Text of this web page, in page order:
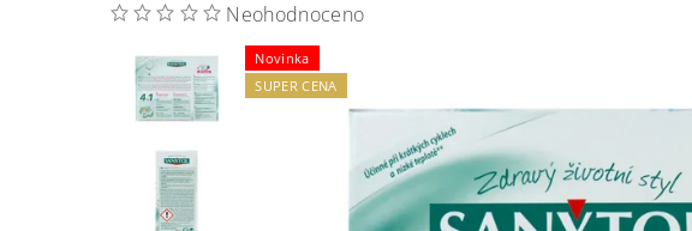
Neohodnoceno
Novinka
SUPER CENA